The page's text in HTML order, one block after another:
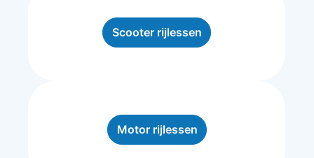
Scooter rijlessen
Motor rijlessen